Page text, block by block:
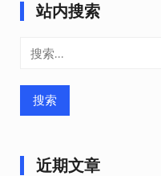
站内搜索
近期文章